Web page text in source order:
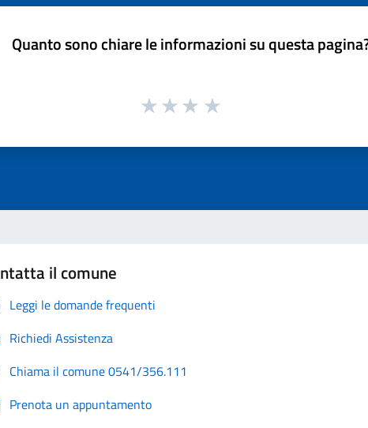
Quanto sono chiare le informazioni su questa
il comune
Leggi le domande frequenti
Richiedi Assistenza
Chiama il comune 0541/356.111
Prenota un appuntamento